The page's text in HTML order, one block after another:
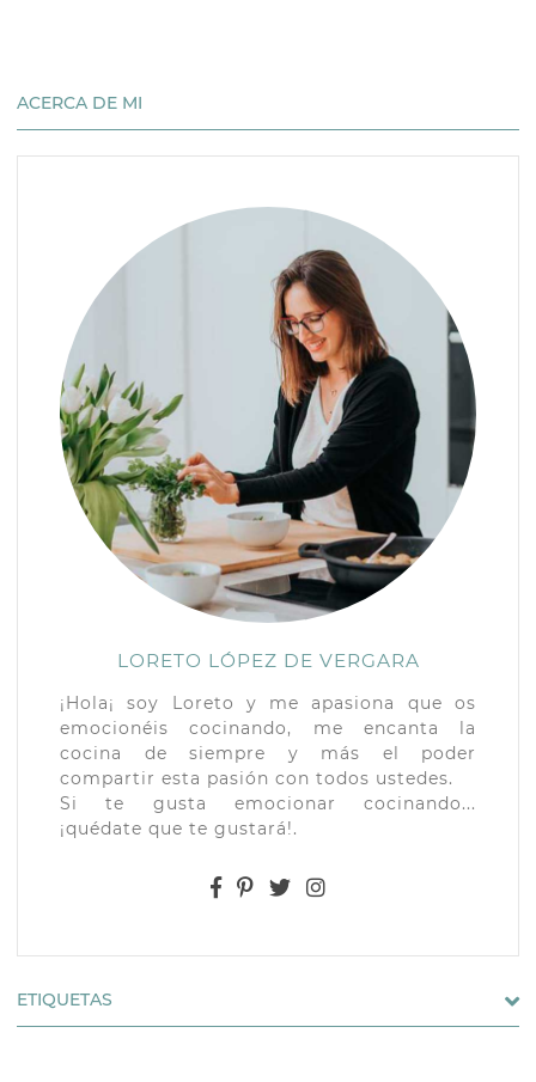
ACERCA DE MI
LORETO LÓPEZ DE VERGARA
¡Hola¡ soy Loreto y me apasiona que os
emocionéis cocinando, me encanta la
cocina de siempre y más el poder
compartir esta pasión con todos ustedes.
Si te gusta emocionar cocinando...
¡quédate que te gustará!.
ETIQUETAS